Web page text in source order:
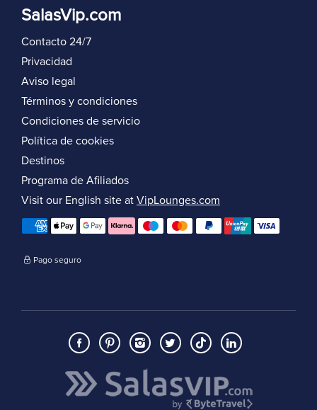
SalasVip.com
Contacto 24/7
Privacidad
Aviso legal
Términos y condiciones
Condiciones de servicio
Política de cookies
Destinos
Programa de Afiliados
Visit our English site at VipLounges.com
Pago seguro